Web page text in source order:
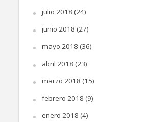
julio 2018 (24)
junio 2018 (27)
mayo 2018 (36)
abril 2018 (23)
marzo 2018 (15)
febrero 2018 (9)
enero 2018 (4)